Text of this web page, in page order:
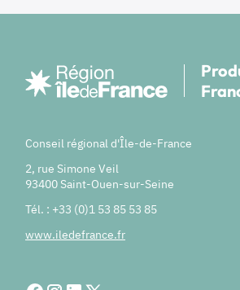
Conseil régional d'Île-de-France
2, rue Simone Veil
93400 Saint-Ouen-sur-Seine
Tél. : +33 (0)1 53 85 53 85
www.iledefrance.fr